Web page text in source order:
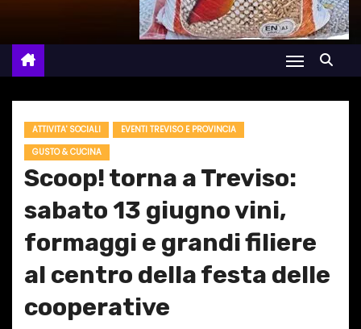
ATTIVITA' SOCIALI
EVENTI TREVISO E PROVINCIA
GUSTO & CUCINA
Scoop! torna a Treviso:
sabato 13 giugno vini,
formaggi e grandi filiere
al centro della festa delle
cooperative